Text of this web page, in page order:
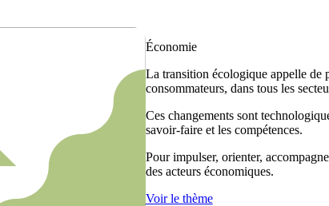
Économie
La transition écologique appelle de
consommateurs, dans tous les
Ces changements sont
savoir-faire et les compétences.
Pour impulser, orienter,
des acteurs économiques.
Voir le thème